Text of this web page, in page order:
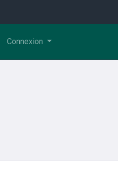
Connexion